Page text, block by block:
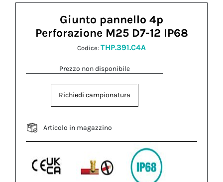
Giunto pannello 4p
Perforazione M25 D7-12 IP68
Codice: THP.391.C4A
Prezzo non disponibile
Richiedi campionatura
Articolo in magazzino